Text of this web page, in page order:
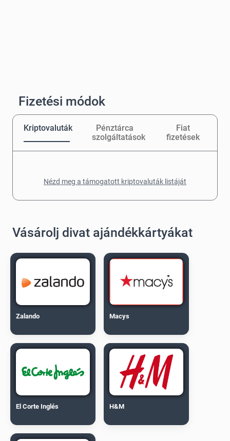
Fizetési módok
Kriptovaluták
Pénztárca
szolgáltatások
Fiat
fizetések
Nézd meg a támogatott kriptovaluták listáját
Vásárolj divat ajándékkártyákat
Zalando Macys
El Corte Inglés H&M